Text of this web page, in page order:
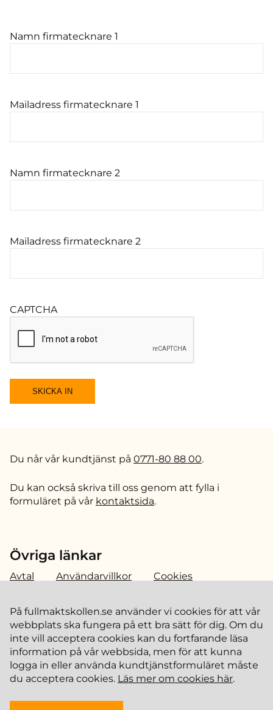
Namn firmatecknare 1
Mailadress firmatecknare 1
Namn firmatecknare 2
Mailadress firmatecknare 2
CAPTCHA
Du når vår kundtjänst på 0771-80 88 00.
Du kan också skriva till oss genom att fylla i
formuläret på vår kontaktsida.
Övriga länkar
Avtal Användarvillkor
Cookies
På fullmaktskollen.se använder vi cookies för att vår
webbplats ska fungera på ett bra sätt för dig. Om du
inte vill acceptera cookies kan du fortfarande läsa
information på vår webbsida, men för att kunna
logga in eller använda kundtjänstformuläret måste
du acceptera cookies. Läs mer om cookies här.